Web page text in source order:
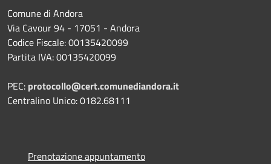
Comune di Andora
Via Cavour 94 - 17051 - Andora
Codice Fiscale: 00135420099
Partita IVA: 00135420099
PEC: protocollo@cert.comunediandora.it
Centralino Unico: 0182.68111
Prenotazione appuntamento